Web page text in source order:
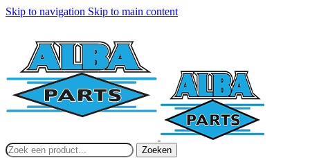
Skip to navigation Skip to main content
Zoeken